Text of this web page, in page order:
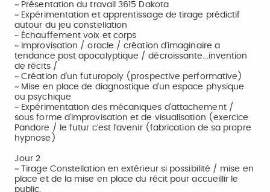
~ Présentation du travail 3615 Dakota
~ Expérimentation et apprentissage de tirage prédictif
autour du jeu constellation
~ Échauffement voix et corps
~ Improvisation / oracle / création d’imaginaire a
tendance post apocalyptique / décroissante...invention
de récits /
~ Création d’un futuropoly (prospective performative)
~ Mise en place de diagnostique d’un espace physique
ou psychique
~ Expérimentation des mécaniques d’attachement /
sous forme d’improvisation et de visualisation (exercice
Pandore / le futur c’est l’avenir (fabrication de sa propre
hypnose)
Jour 2
~ Tirage Constellation en extérieur si possibilité / mise en
place et de la mise en place du récit pour accueillir le
public.